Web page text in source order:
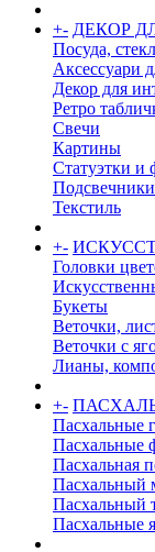
+- ДЕКОР
Посуда,
Аксессуари
Декор для
Ретро
Свечи
Картины
Статуэтки и
Текстиль
+-
Головки
Букеты
Веточки,
Веточки с
Лианы,
+-
Пасхальные
Пасхальные
Пасхальная
Пасхальный
Пасхальный
Пасхальные